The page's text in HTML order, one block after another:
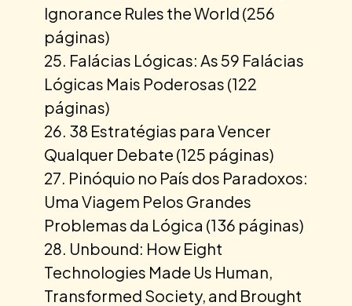
Ignorance Rules the World (256
páginas)
Falácias Lógicas: As 59 Falácias
Lógicas Mais Poderosas (122
páginas)
38 Estratégias para Vencer
Qualquer Debate (125 páginas)
Pinóquio no País dos Paradoxos:
Uma Viagem Pelos Grandes
Problemas da Lógica (136 páginas)
Unbound: How Eight
Technologies Made Us Human,
Transformed Society, and Brought